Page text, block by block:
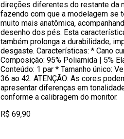
direções diferentes do restante da
fazendo com que a modelagem se
muito mais anatômica,
desenho dos pés. Esta
também prolonga a durabilidade,
desgaste. Características: * Cano
Composição: 95% Poliamida | 5%
Conteúdo: 1 par * Tamanho único:
36 ao 42. ATENÇÃO: As cores
apresentar diferenças em
conforme a calibragem do monitor.
R$ 69,90